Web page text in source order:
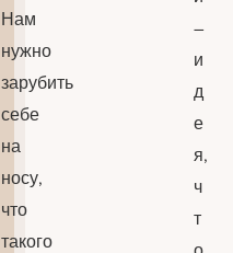
Нам
нужно
зарубить
себе
на
носу,
что
такого
–
и
д
е
я,
ч
т